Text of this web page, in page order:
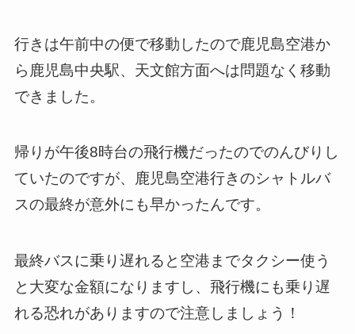
行きは午前中の便で移動したので鹿児島空港か
ら鹿児島中央駅、天文館方面へは問題なく移動
できました。
帰りが午後8時台の飛行機だったのでのんびりし
ていたのですが、鹿児島空港行きのシャトルバ
スの最終が意外にも早かったんです。
最終バスに乗り遅れると空港までタクシー使う
と大変な金額になりますし、飛行機にも乗り遅
れる恐れがありますので注意しましょう！